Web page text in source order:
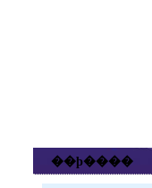
��ϸ����